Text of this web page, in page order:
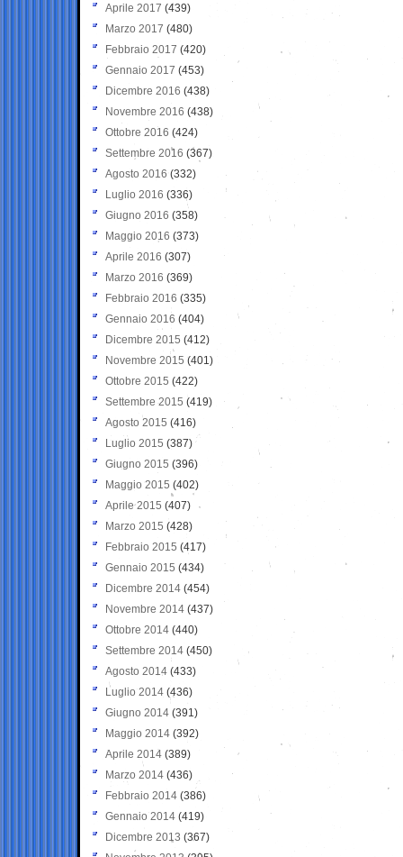
Aprile 2017 (439)
Marzo 2017 (480)
Febbraio 2017 (420)
Gennaio 2017 (453)
Dicembre 2016 (438)
Novembre 2016 (438)
Ottobre 2016 (424)
Settembre 2016 (367)
Agosto 2016 (332)
Luglio 2016 (336)
Giugno 2016 (358)
Maggio 2016 (373)
Aprile 2016 (307)
Marzo 2016 (369)
Febbraio 2016 (335)
Gennaio 2016 (404)
Dicembre 2015 (412)
Novembre 2015 (401)
Ottobre 2015 (422)
Settembre 2015 (419)
Agosto 2015 (416)
Luglio 2015 (387)
Giugno 2015 (396)
Maggio 2015 (402)
Aprile 2015 (407)
Marzo 2015 (428)
Febbraio 2015 (417)
Gennaio 2015 (434)
Dicembre 2014 (454)
Novembre 2014 (437)
Ottobre 2014 (440)
Settembre 2014 (450)
Agosto 2014 (433)
Luglio 2014 (436)
Giugno 2014 (391)
Maggio 2014 (392)
Aprile 2014 (389)
Marzo 2014 (436)
Febbraio 2014 (386)
Gennaio 2014 (419)
Dicembre 2013 (367)